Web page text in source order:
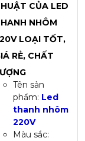
CỦA LED
NHÔM
LOẠI TỐT,
RẺ, CHẤT
Tên sản
phẩm: Led
thanh nhôm
220V
Màu sắc: